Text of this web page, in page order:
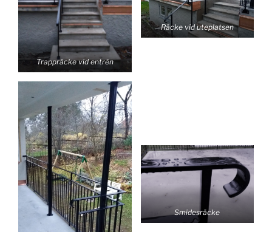
Trappräcke vid entrén
Räcke vid uteplatsen
Smidesräcke